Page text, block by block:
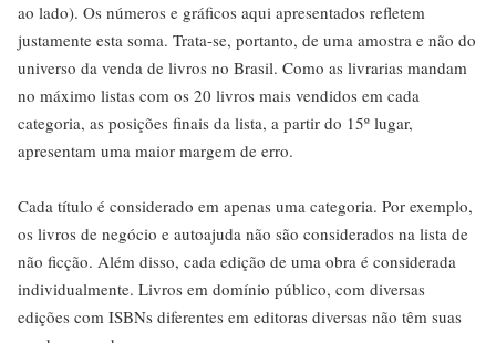
ao lado). Os números e gráficos aqui apresentados refletem
justamente esta soma. Trata-se, portanto, de uma amostra e não do
universo da venda de livros no Brasil. Como as livrarias mandam
no máximo listas com os 20 livros mais vendidos em cada
categoria, as posições finais da lista, a partir do 15º lugar,
apresentam uma maior margem de erro.
Cada título é considerado em apenas uma categoria. Por exemplo,
os livros de negócio e autoajuda não são considerados na lista de
não ficção. Além disso, cada edição de uma obra é considerada
individualmente. Livros em domínio público, com diversas
edições com ISBNs diferentes em editoras diversas não têm suas